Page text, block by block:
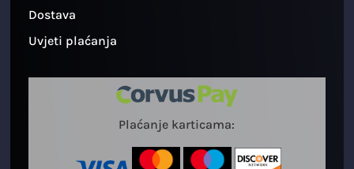
Dostava
Uvjeti plaćanja
Plaćanje karticama: